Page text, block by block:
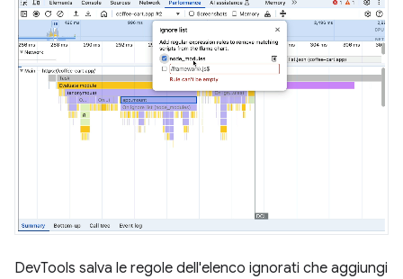
DevTools salva le regole dell'elenco ignorati che aggiungi